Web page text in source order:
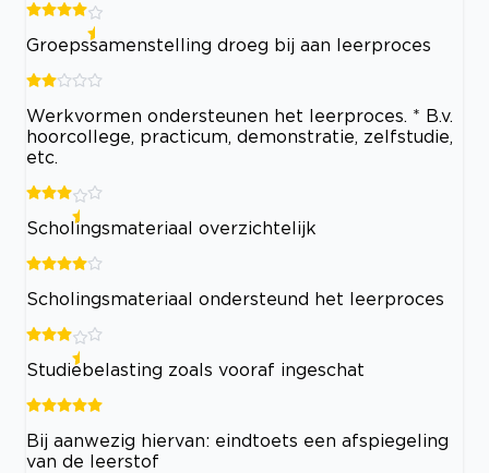
Groepssamenstelling droeg bij aan leerproces
Werkvormen ondersteunen het leerproces. * B.v.
hoorcollege, practicum, demonstratie, zelfstudie,
etc.
Scholingsmateriaal overzichtelijk
Scholingsmateriaal ondersteund het leerproces
Studiebelasting zoals vooraf ingeschat
Bij aanwezig hiervan: eindtoets een afspiegeling
van de leerstof